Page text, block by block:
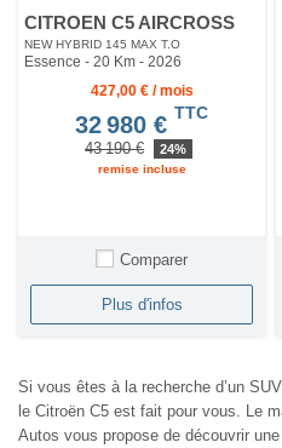
CITROEN C5 AIRCROSS
NEW HYBRID 145 MAX T.O
Essence - 20 Km - 2026
427,00 € / mois
32 980 € TTC
43 190 € 24%
remise incluse
Comparer
Plus d'infos
Si vous êtes à la recherche d’un
le Citroën C5 est fait pour vous. Le
Autos vous propose de découvrir